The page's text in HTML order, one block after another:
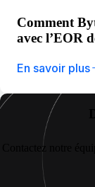
Comment
avec l’EOR
En savoir plus
Contactez notre